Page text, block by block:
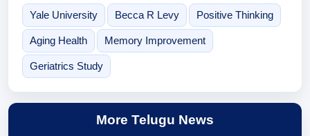
Yale University Becca R Levy Positive Thinking
Aging Health Memory Improvement
Geriatrics Study
More Telugu News